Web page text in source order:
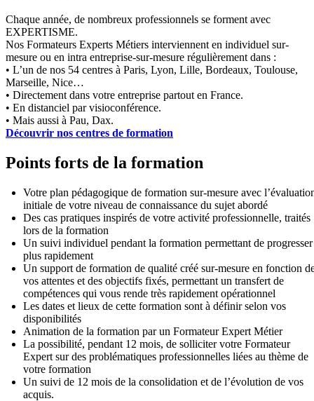
Chaque année, de nombreux professionnels se forment avec
EXPERTISME.
Nos Formateurs Experts Métiers interviennent en individuel sur-
mesure ou en intra entreprise-sur-mesure régulièrement dans :
• L’un de nos 54 centres à Paris, Lyon, Lille, Bordeaux, Toulouse,
Marseille, Nice…
• Directement dans votre entreprise partout en France.
• En distanciel par visioconférence.
• Mais aussi à Pau, Dax.
Découvrir nos centres de formation
Points forts de la formation
Votre plan pédagogique de formation sur-mesure avec
initiale de votre niveau de connaissance du sujet abordé
Des cas pratiques inspirés de votre activité professionnelle, traités
lors de la formation
Un suivi individuel pendant la formation permettant de progresser
plus rapidement
Un support de formation de qualité créé sur-mesure en fonction
vos attentes et des objectifs fixés, permettant un transfert de
compétences qui vous rende très rapidement opérationnel
Les dates et lieux de cette formation sont à définir selon vos
disponibilités
Animation de la formation par un Formateur Expert Métier
La possibilité, pendant 12 mois, de solliciter votre Formateur
Expert sur des problématiques professionnelles liées au thème de
votre formation
Un suivi de 12 mois de la consolidation et de l’évolution de vos
acquis.